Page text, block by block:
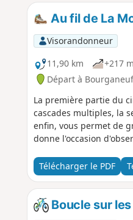
Au fil de La
Visorandonneur
11,90 km
+217 m
Départ à
La première partie du
cascades multiples, la
enfin, vous permet de
donne l'occasion
Télécharger le PDF
Boucle sur